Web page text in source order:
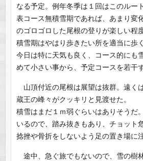
なる予定。例年冬季は１回はこのルー
表コース無積雪期であれば、あまり変
のゴロゴロした尾根の登りが楽しい程
積雪期はやはり歩きたい所を適当に歩
今日は特に天気も良く、コース的にも
めて小さい事から、予定コースを若干
山頂付近の尾根は展望は抜群。遠く
蔵王の峰々がクッキリと見渡せた。
積雪はまだ１ｍ弱ぐらいはありそうだ
いるので、踏み抜きもあり、チョット
捻挫や骨折をしないよう足の置き場に
途中、急ぐ旅でもないので、雪の樹